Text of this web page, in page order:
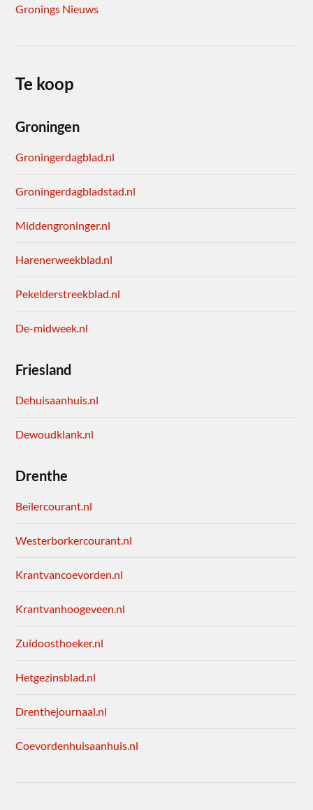
Gronings Nieuws
Te koop
Groningen
Groningerdagblad.nl
Groningerdagbladstad.nl
Middengroninger.nl
Harenerweekblad.nl
Pekelderstreekblad.nl
De-midweek.nl
Friesland
Dehuisaanhuis.nl
Dewoudklank.nl
Drenthe
Beilercourant.nl
Westerborkercourant.nl
Krantvancoevorden.nl
Krantvanhoogeveen.nl
Zuidoosthoeker.nl
Hetgezinsblad.nl
Drenthejournaal.nl
Coevordenhuisaanhuis.nl